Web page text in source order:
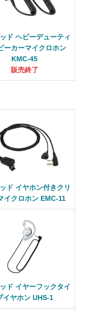
ド ヘビーデューティ
ーカーマイクロホン
KMC-45
販売終了
ド イヤホン付きクリ
イクロホン EMC-11
ド イヤーフックタイ
イヤホン UHS-1